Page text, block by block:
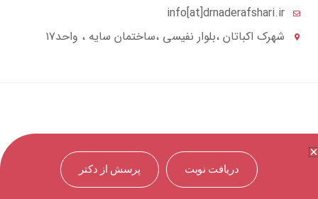
info[at]drnaderafshari.ir
شهرک اکباتان ،بلوار نفیسی ،ساختمان سایه ، واحد۱۷
دریافت نوبت پرسش از دکتر